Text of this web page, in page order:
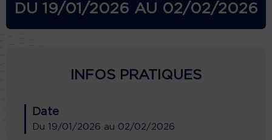
DU 19/01/2026 AU 02/02/2026
INFOS PRATIQUES
Date
Du 19/01/2026 au 02/02/2026